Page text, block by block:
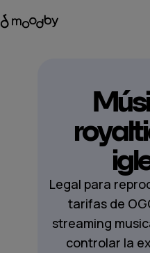
Legal para
tarifas de
streaming
controlar la